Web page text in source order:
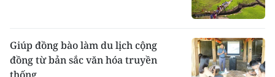
Giúp đồng bào làm du lịch cộng
đồng từ bản sắc văn hóa truyền